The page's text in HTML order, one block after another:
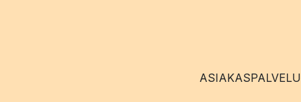
ASIAKASPALVELU